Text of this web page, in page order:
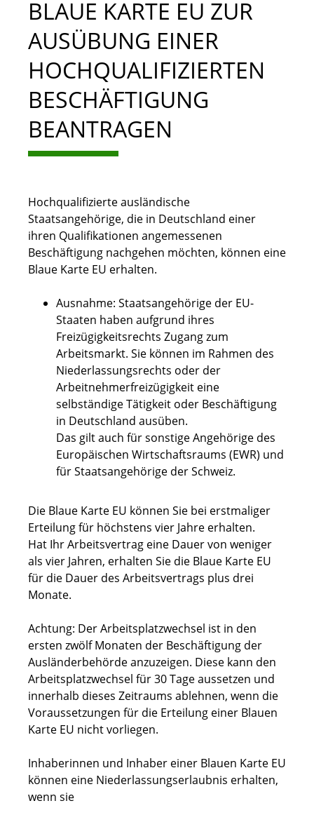
BLAUE KARTE EU ZUR
AUSÜBUNG EINER
HOCHQUALIFIZIERTEN
BESCHÄFTIGUNG
BEANTRAGEN
Hochqualifizierte ausländische
Staatsangehörige, die in Deutschland einer
ihren Qualifikationen angemessenen
Beschäftigung nachgehen möchten, können eine
Blaue Karte EU erhalten.
Ausnahme: Staatsangehörige der EU-
Staaten haben aufgrund ihres
Freizügigkeitsrechts Zugang zum
Arbeitsmarkt. Sie können im Rahmen des
Niederlassungsrechts oder der
Arbeitnehmerfreizügigkeit eine
selbständige Tätigkeit oder Beschäftigung
in Deutschland ausüben.
Das gilt auch für sonstige Angehörige des
Europäischen Wirtschaftsraums (EWR) und
für Staatsangehörige der Schweiz.
Die Blaue Karte EU können Sie bei erstmaliger
Erteilung für höchstens vier Jahre erhalten.
Hat Ihr Arbeitsvertrag eine Dauer von weniger
als vier Jahren, erhalten Sie die Blaue Karte EU
für die Dauer des Arbeitsvertrags plus drei
Monate.
Achtung: Der Arbeitsplatzwechsel ist in den
ersten zwölf Monaten der Beschäftigung der
Ausländerbehörde anzuzeigen. Diese kann den
Arbeitsplatzwechsel für 30 Tage aussetzen und
innerhalb dieses Zeitraums ablehnen, wenn die
Voraussetzungen für die Erteilung einer Blauen
Karte EU nicht vorliegen.
Inhaberinnen und Inhaber einer Blauen Karte EU
können eine Niederlassungserlaubnis erhalten,
wenn sie